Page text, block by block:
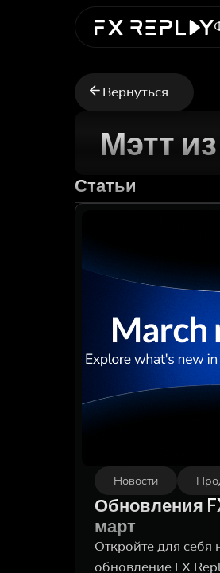
Вернуться
Мэтт
Статьи
Новости
Обновления
март
Откройте для себя
обновление FX